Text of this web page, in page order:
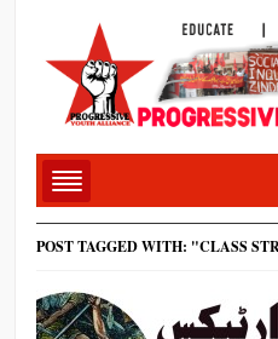
POST TAGGED WITH: "CLASS